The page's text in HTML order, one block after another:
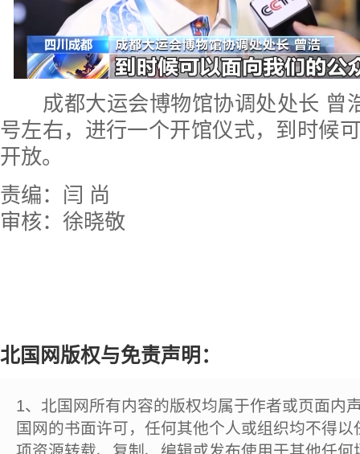
成都大运会博物馆协调处处长 曾
号左右，进行一个开馆仪式，到时候
开放。
责编：闫 尚
审核：徐晓敬
北国网版权与免责声明：
1、北国网所有内容的版权均属于作者或页面内
国网的书面许可，任何其他个人或组织均不得